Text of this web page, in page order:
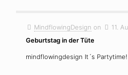
MindflowingDesign on
11.
Geburtstag in der Tüte
mindflowingdesign It´s